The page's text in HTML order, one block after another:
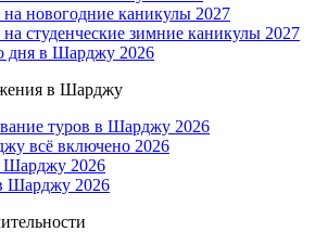
новогодние каникулы 2027
студенческие зимние каникулы 2027
дня в Шарджу 2026
в Шарджу
туров в Шарджу 2026
всё включено 2026
Шарджу 2026
Шарджу 2026